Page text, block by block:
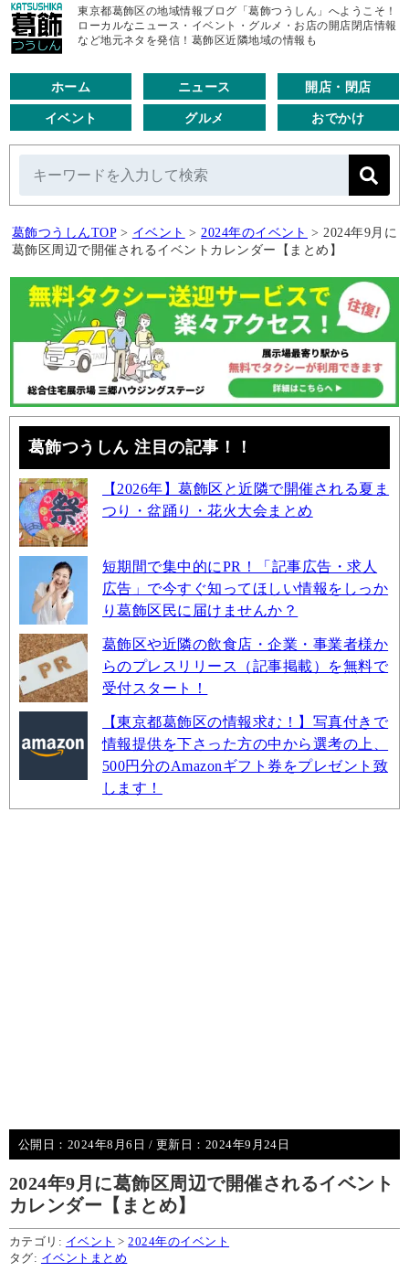
東京都葛飾区の地域情報ブログ「葛飾つうしん」へようこそ！
ローカルなニュース・イベント・グルメ・お店の開店閉店情報
など地元ネタを発信！葛飾区近隣地域の情報も
ホーム ニュース 開店・閉店
イベント グルメ おでかけ
葛飾つうしんTOP > イベント > 2024年のイベント > 2024年9月に
葛飾区周辺で開催されるイベントカレンダー【まとめ】
葛飾つうしん 注目の記事！！
【2026年】葛飾区と近隣で開催される夏ま
つり・盆踊り・花火大会まとめ
短期間で集中的にPR！「記事広告・求人
広告」で今すぐ知ってほしい情報をしっか
り葛飾区民に届けませんか？
葛飾区や近隣の飲食店・企業・事業者様か
らのプレスリリース（記事掲載）を無料で
受付スタート！
【東京都葛飾区の情報求む！】写真付きで
情報提供を下さった方の中から選考の上、
500円分のAmazonギフト券をプレゼント致
します！
公開日： 2024年8月6日 / 更新日： 2024年9月24日
2024年9月に葛飾区周辺で開催されるイベント
カレンダー【まとめ】
カテゴリ: イベント >2024年のイベント
タグ: イベントまとめ